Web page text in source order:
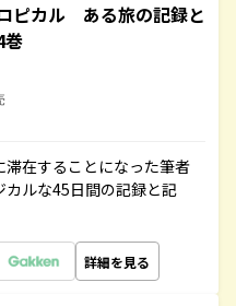
ピカル ある旅の記録と
在することになった筆者
ルな45日間の記録と記
詳細を見る